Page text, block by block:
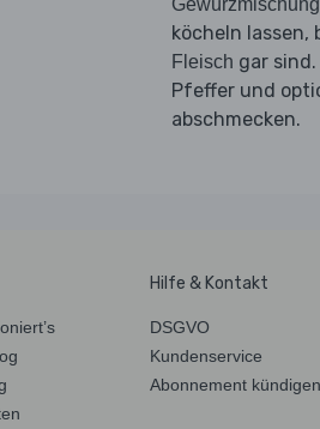
köcheln lassen,
Fleisch gar sind.
Pfeffer und
abschmecken.
Hilfe & Kontakt
DSGVO
Kundenservice
Abonnement kündigen